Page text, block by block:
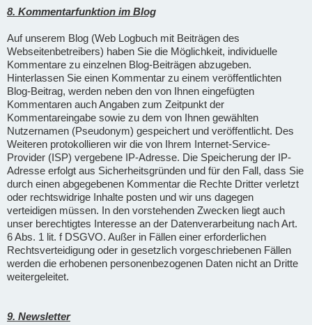
8. Kommentarfunktion im Blog
Auf unserem Blog (Web Logbuch mit Beiträgen des
Webseitenbetreibers) haben Sie die Möglichkeit, individuelle
Kommentare zu einzelnen Blog-Beiträgen abzugeben.
Hinterlassen Sie einen Kommentar zu einem veröffentlichten
Blog-Beitrag, werden neben den von Ihnen eingefügten
Kommentaren auch Angaben zum Zeitpunkt der
Kommentareingabe sowie zu dem von Ihnen gewählten
Nutzernamen (Pseudonym) gespeichert und veröffentlicht. Des
Weiteren protokollieren wir die von Ihrem Internet-Service-
Provider (ISP) vergebene IP-Adresse. Die Speicherung der IP-
Adresse erfolgt aus Sicherheitsgründen und für den Fall, dass Sie
durch einen abgegebenen Kommentar die Rechte Dritter verletzt
oder rechtswidrige Inhalte posten und wir uns dagegen
verteidigen müssen. In den vorstehenden Zwecken liegt auch
unser berechtigtes Interesse an der Datenverarbeitung nach Art.
6 Abs. 1 lit. f DSGVO. Außer in Fällen einer erforderlichen
Rechtsverteidigung oder in gesetzlich vorgeschriebenen Fällen
werden die erhobenen personenbezogenen Daten nicht an Dritte
weitergeleitet.
9. Newsletter